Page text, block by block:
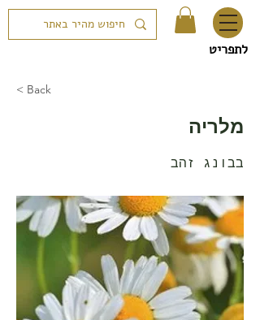
לתפריט
< Back
מלריה
בבונג זהב